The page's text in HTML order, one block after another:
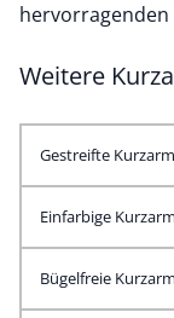
hervorragenden
Weitere
Gestreifte
Einfarbige
Bügelfreie